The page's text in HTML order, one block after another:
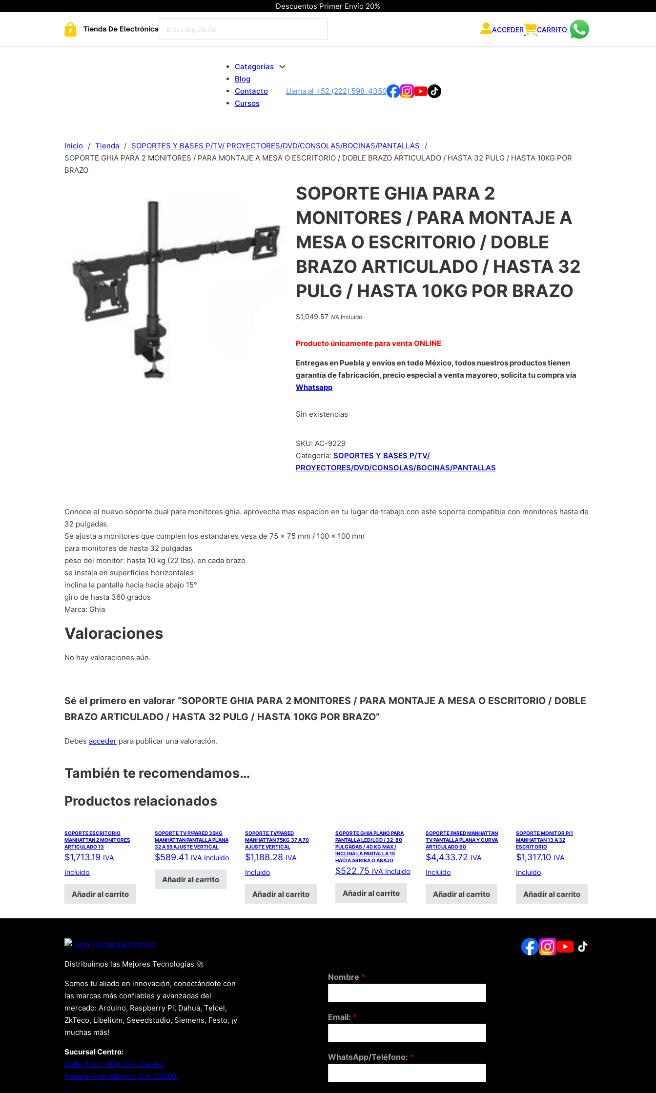
Descuentos Primer Envío 20%
ACCEDER CARRITO
Categorías
Blog
Contacto
Cursos
Llama al +52 (222) 598-4350
Inicio / Tienda / SOPORTES Y BASES P/TV/ PROYECTORES/DVD/CONSOLAS/BOCINAS/PANTALLAS
/
SOPORTE GHIA PARA 2 MONITORES / PARA MONTAJE A MESA O ESCRITORIO / DOBLE BRAZO ARTICULADO / HASTA 32 PULG / HASTA 10KG POR
BRAZO
SOPORTE GHIA PARA 2
MONITORES / PARA MONTAJE A
MESA O ESCRITORIO / DOBLE
BRAZO ARTICULADO / HASTA 32
PULG / HASTA 10KG POR BRAZO
$1,049.57 IVA Incluido
Producto únicamente para venta ONLINE
Entregas en Puebla y envíos en todo México, todos nuestros productos tienen
garantía de fabricación, precio especial a venta mayoreo, solicita tu compra vía
Whatsapp
Sin existencias
SKU:AC-9229
Categoría:SOPORTES Y BASES P/TV/
PROYECTORES/DVD/CONSOLAS/BOCINAS/PANTALLAS
Conoce el nuevo soporte dual para monitores ghia. aprovecha mas espacion en tu lugar de trabajo con este soporte compatible con monitores hasta de
32 pulgadas.
Se ajusta a monitores que cumplen los estandares vesa de 75 x 75 mm / 100 x 100 mm
para monitores de hasta 32 pulgadas
peso del monitor: hasta 10 kg (22 lbs). en cada brazo
se instala en superficies horizontales
inclina la pantalla hacia hacia abajo 15°
giro de hasta 360 grados
Marca: Ghia
Valoraciones
No hay valoraciones aún.
Sé el primero en valorar “SOPORTE GHIA PARA 2 MONITORES / PARA MONTAJE A MESA O ESCRITORIO / DOBLE
BRAZO ARTICULADO / HASTA 32 PULG / HASTA 10KG POR BRAZO”
Debes acceder para publicar una valoración.
También te recomendamos…
Productos relacionados
SOPORTE ESCRITORIO
MANHATTAN 2 MONITORES
ARTICULADO 13
$1,713.19 IVA
Incluido
Añadir al carrito
SOPORTE TV P/PARED 35KG
MANHATTAN PANTALLA PLANA
32 A 55 AJUSTE VERTICAL
$589.41 IVA Incluido
Añadir al carrito
SOPORTE TV/PARED
MANHATTAN 75KG 37 A 70
AJUSTE VERTICAL
$1,188.28 IVA
Incluido
Añadir al carrito
SOPORTE GHIA PLANO PARA
PANTALLA LED/LCD / 32-80
PULGADAS / 40 KG MAX /
INCLINA LA PANTALLA 15
HACIA ARRIBA O ABAJO
$522.75 IVA Incluido
Añadir al carrito
SOPORTE PARED MANHATTAN
TV PANTALLA PLANA Y CURVA
ARTICULADO 60
$4,433.72 IVA
Incluido
Añadir al carrito
SOPORTE MONITOR P/1
MANHATTAN 13 A 32
ESCRITORIO
$1,317.10 IVA
Incluido
Añadir al carrito
Distribuimos las Mejores Tecnologías 🚀
Somos tu aliado en innovación, conectándote con
las marcas más confiables y avanzadas del
mercado: Arduino, Raspberry Pi, Dahua, Telcel,
ZkTeco, Libelium, Seeedstudio, Siemens, Festo, ¡y
muchas más!
Sucursal Centro:
Calle 3 sur 1104, Col. Centro.
Puebla, Pue. Mexico. C.P. 72000.
Nombre *
Email: *
WhatsApp/Teléfono: *